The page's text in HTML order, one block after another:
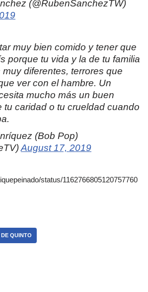
(@RubenSanchezTW)
muy bien comido y tener que
porque tu vida y la de tu familia
diferentes, terrores que
ver con el hambre. Un
mucho más un buen
tu caridad o tu crueldad cuando
(Bob Pop)
August 17, 2019
status/1162766805120757760
QUINTO